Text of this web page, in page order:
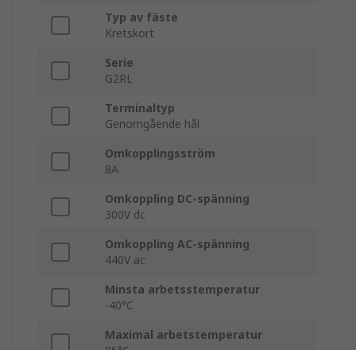
Typ av fäste
Kretskort
Serie
G2RL
Terminaltyp
Genomgående hål
Omkopplingsström
8A
Omkoppling DC-spänning
300V dc
Omkoppling AC-spänning
440V ac
Minsta arbetsstemperatur
-40°C
Maximal arbetstemperatur